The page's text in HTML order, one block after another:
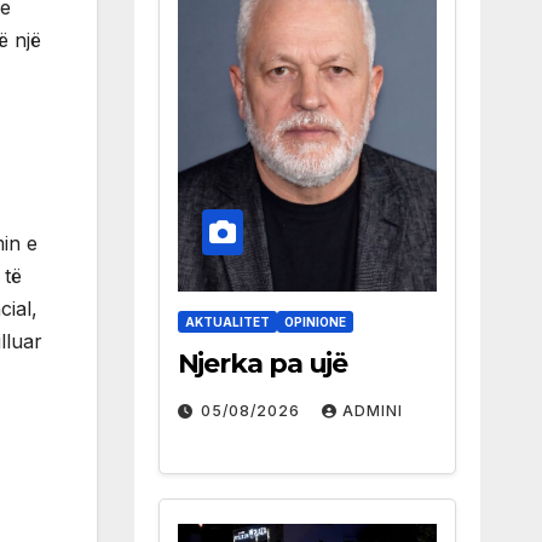
një
e
AKTUALITET OPINIONE
Njerka pa ujë
05/08/2026 ADMINI